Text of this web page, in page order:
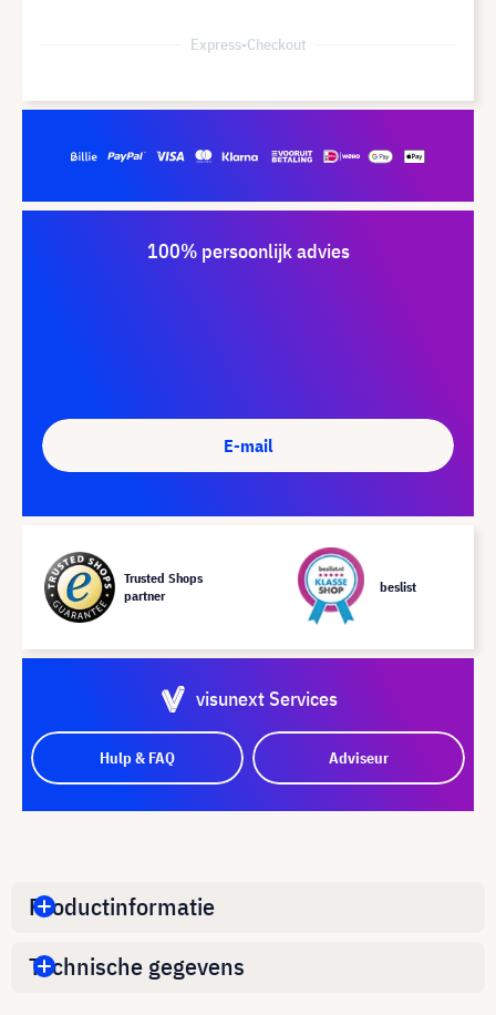
Express-Checkout
100% persoonlijk advies
E-mail
Trusted Shops
partner
beslist
visunext Services
Hulp & FAQ Adviseur
Productinformatie
Technische gegevens